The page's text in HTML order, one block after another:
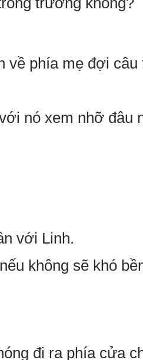
về phía mẹ đợi câu
nó xem nhỡ đâu
với Linh.
không sẽ khó
đi ra phía cửa